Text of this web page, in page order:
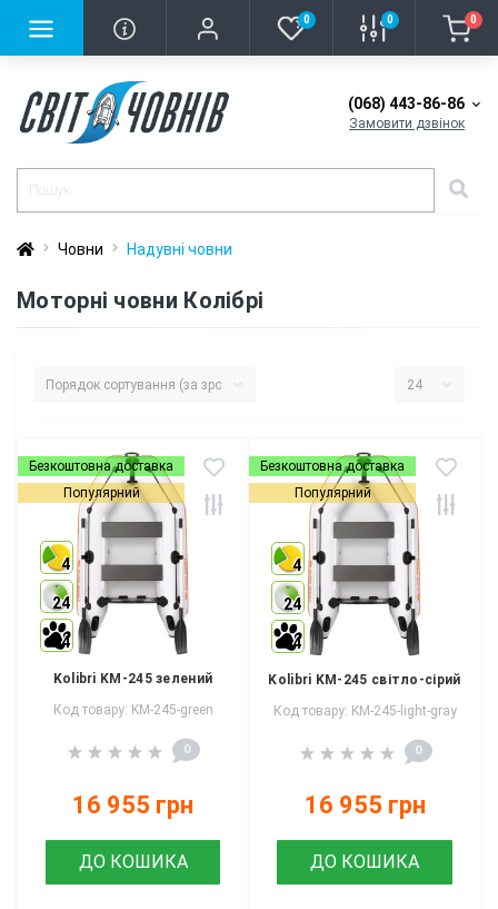
0 0 0
(068) 443-86-86
Замовити дзвінок
Човни Надувні човни
Моторні човни Колібрі
Безкоштовна доставка
Популярний
4
24
4
Kolibri KM-245 зелений
Код товару: KM-245-green
0
16 955 грн
ДО КОШИКА
Безкоштовна доставка
Популярний
4
24
4
Kolibri KM-245 світло-сірий
Код товару: KM-245-light-gray
0
16 955 грн
ДО КОШИКА